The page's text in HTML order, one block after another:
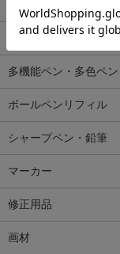
ボールペン
多機能ペン・多色ペン
ボールペンリフィル
シャープペン・鉛筆
マーカー
修正用品
画材